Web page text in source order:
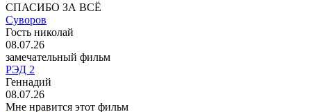
СПАСИБО ЗА ВСЁ
Суворов
Гость николай
08.07.26
замечательный фильм
РЭД 2
Геннадий
08.07.26
Мне нравится этот фильм